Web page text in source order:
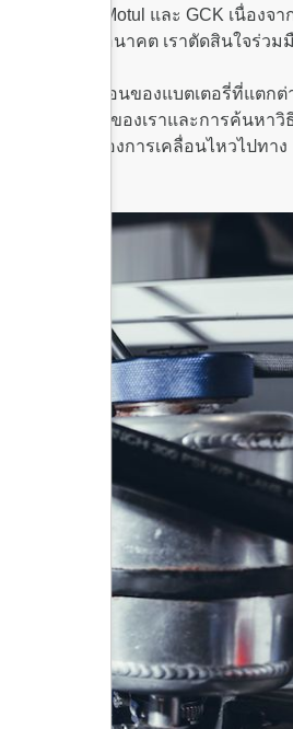
สำหรับทั้ง Motul และ GCK เนื่องจา
บุกเบิกแห่งอนาคต เราตัดสินใจร่วม
ดการความร้อนของแบตเตอรี่ที่แตกต่
การประดิษฐ์ของเราและการค้นหาวิ
รับอนาคตของการเคลื่อนไหวไปทาง